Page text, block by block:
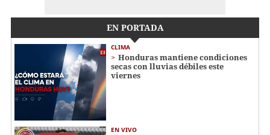
EN PORTADA
CLIMA
Honduras mantiene condiciones
secas con lluvias débiles este
viernes
EN VIVO